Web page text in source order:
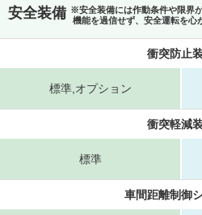
安全装備 ※安全装備には作動条件や限界が
機能を過信せず、安全運転を心
衝突防止
標準,オプション
衝突軽減
標準
車間距離制御